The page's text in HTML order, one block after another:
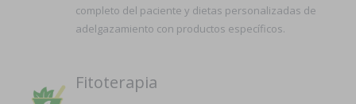
completo del paciente y dietas personalizadas de
adelgazamiento con productos específicos.
Fitoterapia